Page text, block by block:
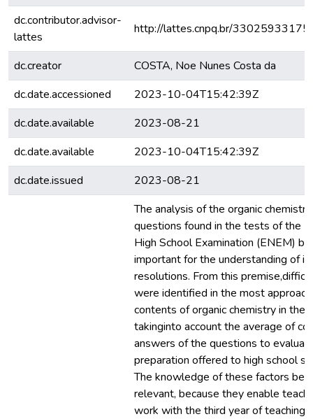
dc.contributor.advisor-
lattes
http://lattes.cnpq.br/
dc.creator
COSTA, Noe Nunes Costa da
dc.date.accessioned
2023-10-04T15:42:39Z
dc.date.available
2023-08-21
dc.date.available
2023-10-04T15:42:39Z
dc.date.issued
2023-08-21
The analysis of the organic chemistry
questions found in the tests of the
High School Examination (ENEM)
important for the understanding of
resolutions. From this
were identified in the most
contents of organic chemistry in the
takinginto account the average of
answers of the questions to
preparation offered to high school
The knowledge of these factors
relevant, because they enable
work with the third year of teaching,